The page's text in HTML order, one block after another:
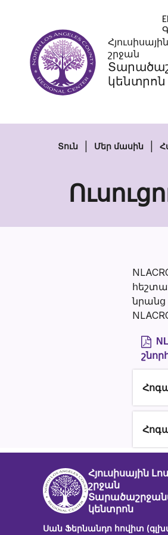
շրջան
կենտրոն
Տուն Մեր մասին
նրանց
Հյուսիսային
շրջան
կենտրոն
Սան Ֆերնանդո հովիտ